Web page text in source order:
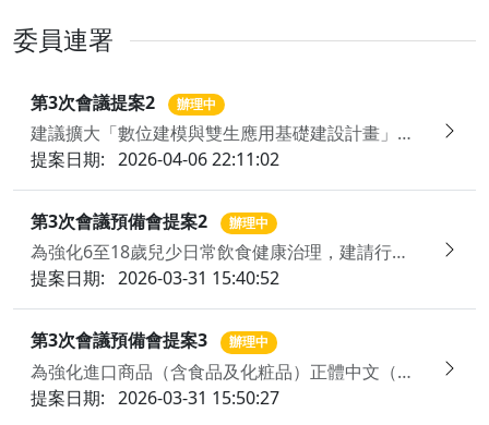
委員連署
第3次會議提案2 辦理中
建議擴大「數位建模與雙生應用基礎建設計畫」至私有建築與都市基盤設施，建構國家級空間數位基礎資料，以銜接「亞洲．矽谷3.0」智慧韌性社會願景
提案日期: 2026-04-06 22:11:02
第3次會議預備會提案2 辦理中
為強化6至18歲兒少日常飲食健康治理，建請行政院整合校園供餐品質管理與高咖啡因飲品風險制度，並檢討修正教育部「校園飲品及點心販售範圍」相關公告，建立一致政策架構，提升兒少健康保障與制度永續性
提案日期: 2026-03-31 15:40:52
第3次會議預備會提案3 辦理中
為強化進口商品（含食品及化粧品）正體中文（繁體中文）標示義務之落實，並完善電商銷售與跨境小包轉售模式下之資訊銜接及合規管理，建請行政院統籌盤點跨部會管理流程，以確保標示規範執行之一致性
提案日期: 2026-03-31 15:50:27